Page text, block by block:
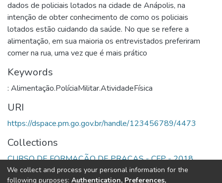
dados de policiais lotados na cidade de Anápolis, na
intenção de obter conhecimento de como os policiais
lotados estão cuidando da saúde. No que se refere a
alimentação, em sua maioria os entrevistados preferiram
comer na rua, uma vez que é mais prático
Keywords
: Alimentação.PolíciaMilitar.AtividadeFísica
URI
https://dspace.pm.go.gov.br/handle/123456789/4473
Collections
CURSO DE FORMAÇÃO DE PRAÇAS - CFP - 2018
We collect and process your personal information for the
following purposes: Authentication, Preferences,